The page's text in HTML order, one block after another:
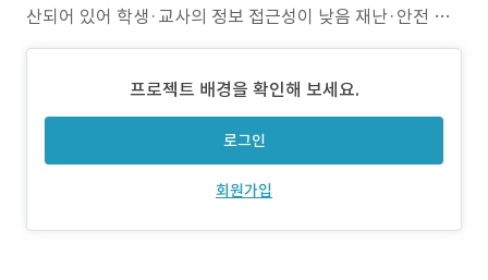
산되어 있어 학생·교사의 정보 접근성이 낮음 재난·안전 등
긴급 상황 발생 시 신속하고 일관된 알림 전달 체계가 부족하
태블릿 등 다양한 기기에서의 사용성이 떨어짐 2) 프로젝트
프로젝트 배경을 확인해 보세요.
로그인
회원가입